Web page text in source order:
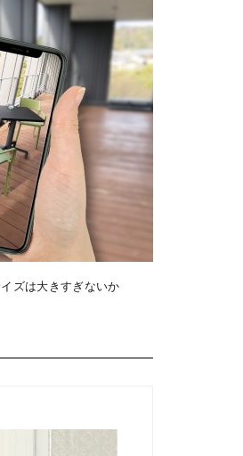
ズは大きすぎないか